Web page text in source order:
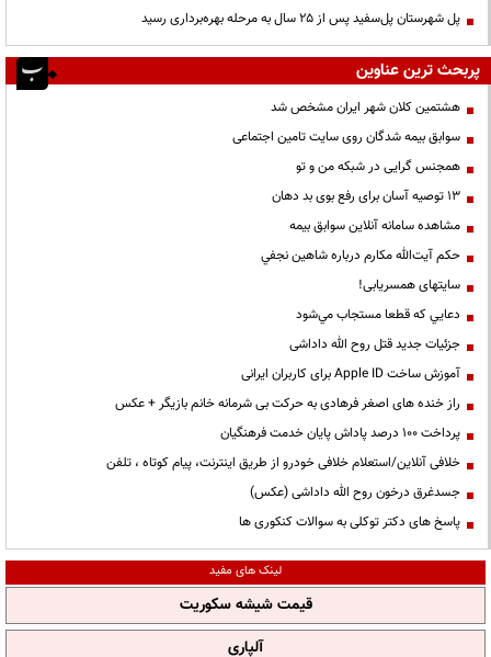
پل شهرستان پل‌سفید پس از ۲۵ سال به مرحله بهره‌برداری رسید
پربحث ترین عناوین
هشتمین کلان شهر ایران مشخص شد
سوابق بیمه شدگان روی سایت تامین اجتماعی
همجنس گرایی در شبکه من و تو
13 توصیه آسان برای رفع بوی بد دهان
مشاهده سامانه آنلاين سوابق بیمه
حكم آيت‌الله مكارم درباره شاهين نجفي
سایتهای همسریابی!
دعايي كه قطعا مستجاب مي‌شود
جزئیات جدید قتل روح الله داداشی
آموزش ساخت Apple ID برای کاربران ایرانی
راز خنده های اصغر فرهادی به حرکت بی شرمانه خانم بازیگر + عکس
پرداخت ۱۰۰ درصد پاداش پایان خدمت فرهنگیان
خلافی آنلاین/استعلام خلافی خودرو از طریق اینترنت، پیام کوتاه ، تلفن
جسدغرق درخون روح الله داداشی (عکس)
پاسخ های دکتر توکلی به سوالات کنکوری ها
لینک های مفید
قیمت شیشه سکوریت
آلپاری